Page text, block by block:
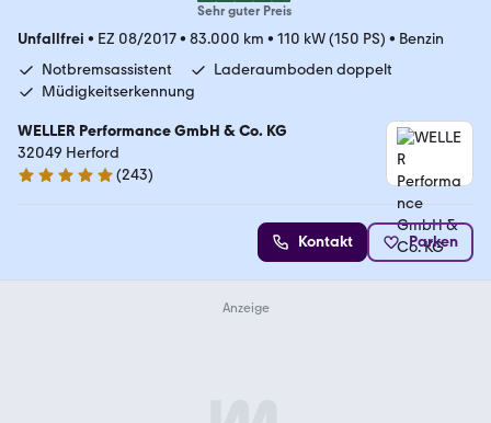
Sehr guter Preis
Unfallfrei • EZ 08/2017• 83.000 km • 110 kW (150 PS) • Benzin
Notbremsassistent
Laderaumboden doppelt
Müdigkeitserkennung
WELLER Performance GmbH & Co. KG
32049 Herford
4.8 Sterne
(243)
Kontakt Parken